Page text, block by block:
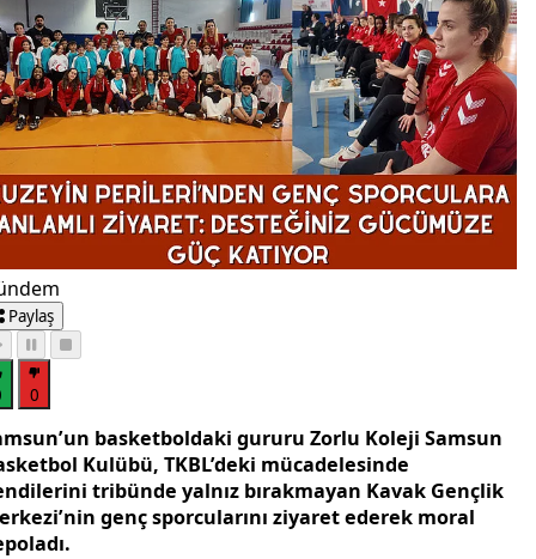
Paylaş
0
basketboldaki gururu Zorlu Koleji Samsun
Kulübü, TKBL’deki mücadelesinde
tribünde yalnız bırakmayan Kavak Gençlik
genç sporcularını ziyaret ederek moral